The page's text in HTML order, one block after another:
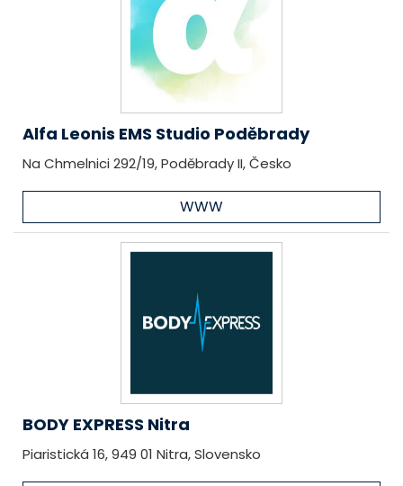
Alfa Leonis EMS Studio Poděbrady
Na Chmelnici 292/19, Poděbrady II, Česko
WWW
BODY EXPRESS Nitra
Piaristická 16, 949 01 Nitra, Slovensko